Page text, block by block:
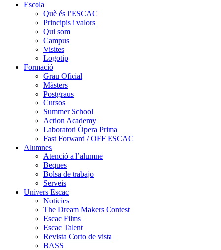
Escola
Què és l’ESCAC
Principis i valors
Qui som
Campus
Visites
Logotip
Formació
Grau Oficial
Màsters
Postgraus
Cursos
Summer School
Action Academy
Laboratori Òpera Prima
Fast Forward / OFF ESCAC
Alumnes
Atenció a l’alumne
Beques
Bolsa de trabajo
Serveis
Univers Escac
Noticies
The Dream Makers Contest
Escac Films
Escac Talent
Revista Corto de vista
BASS